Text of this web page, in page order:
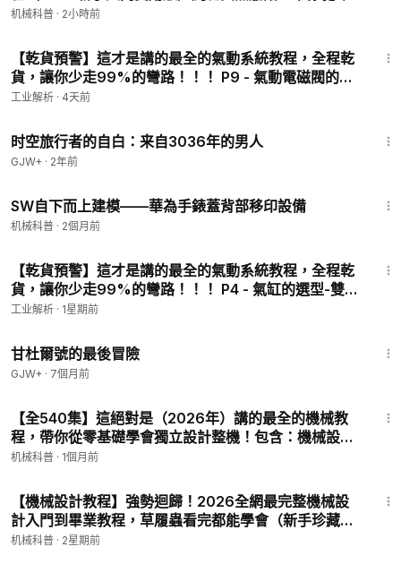
基礎到精通，學會獨立設計，獨立接單！！！ P5 - 軟件
机械科普 · 2小時前
【乾貨預警】這才是講的最全的氣動系統教程，全程乾
貨，讓你少走99%的彎路！！！ P9 - 氣動電磁閥的選
型-三位五通閥電磁閥
工业解析 · 4天前
时空旅行者的自白：来自3036年的男人
GJW+ · 2年前
SW自下而上建模——華為手錶蓋背部移印設備
机械科普 · 2個月前
【乾貨預警】這才是講的最全的氣動系統教程，全程乾
貨，讓你少走99%的彎路！！！ P4 - 氣缸的選型-雙軸
氣缸、三軸氣缸、無杆氣缸
工业解析 · 1星期前
甘杜爾號的最後冒險
GJW+ · 7個月前
【全540集】這絕對是（2026年）講的最全的機械教
程，帶你從零基礎學會獨立設計整機！包含：機械設
計，材料、工藝、熱處理、公差、電機、氣動、電磁
机械科普 · 1個月前
【機械設計教程】強勢迴歸！2026全網最完整機械設
計入門到畢業教程，草履蟲看完都能學會（新手珍藏
版）從基礎到實戰案例，全程乾貨無廢話！電機/氣動/
机械科普 · 2星期前